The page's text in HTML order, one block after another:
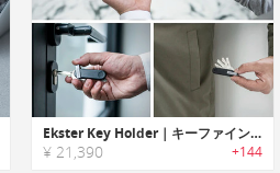
Ekster Key Holder｜キーファインダー・LEDライト搭載スマートキーホルダー「エクスター」
¥ 21,390 +144